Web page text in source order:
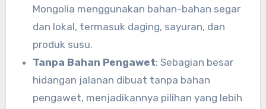
Mongolia menggunakan bahan-bahan segar
dan lokal, termasuk daging, sayuran, dan
produk susu.
Tanpa Bahan Pengawet: Sebagian besar
hidangan jalanan dibuat tanpa bahan
pengawet, menjadikannya pilihan yang lebih